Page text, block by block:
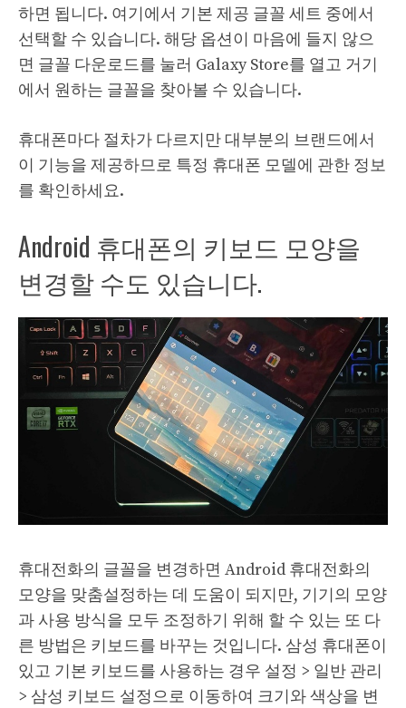
하면 됩니다. 여기에서 기본 제공 글꼴 세트 중에서
선택할 수 있습니다. 해당 옵션이 마음에 들지 않으
면 글꼴 다운로드를 눌러 Galaxy Store를 열고 거기
에서 원하는 글꼴을 찾아볼 수 있습니다.
휴대폰마다 절차가 다르지만 대부분의 브랜드에서
이 기능을 제공하므로 특정 휴대폰 모델에 관한 정보
를 확인하세요.
Android 휴대폰의 키보드 모양을
변경할 수도 있습니다.
휴대전화의 글꼴을 변경하면 Android 휴대전화의
모양을 맞춤설정하는 데 도움이 되지만, 기기의 모양
과 사용 방식을 모두 조정하기 위해 할 수 있는 또 다
른 방법은 키보드를 바꾸는 것입니다. 삼성 휴대폰이
있고 기본 키보드를 사용하는 경우 설정 > 일반 관리
> 삼성 키보드 설정으로 이동하여 크기와 색상을 변